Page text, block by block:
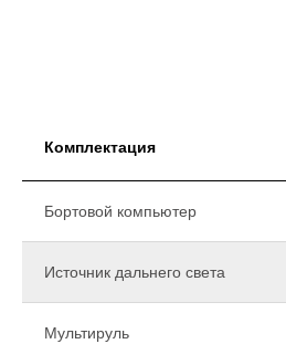
Комплектация
Бортовой компьютер
Источник дальнего света
Мультируль